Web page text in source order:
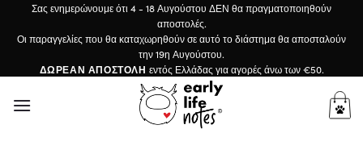
Μετάβαση
περιεχόμενο
Σας ενημερώνουμε ότι 4 - 18 Αυγούστου ΔΕΝ θα πραγματοποιηθούν
αποστολές.
Οι παραγγελίες που θα καταχωρηθούν σε αυτό το διάστημα θα αποσταλούν
την 19η Αυγούστου.
ΔΩΡΕΑΝ ΑΠΟΣΤΟΛΗ εντός Ελλάδας για αγορές άνω των €50.